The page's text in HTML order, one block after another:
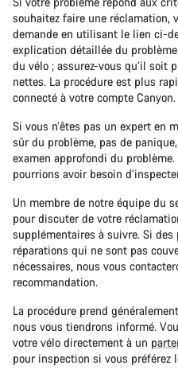
souhaitez faire une réclamation,
demande en utilisant le lien ci-
explication détaillée du
du vélo ; assurez-vous qu’il soit
nettes. La procédure est plus
connecté à votre compte Canyon.
Si vous n’êtes pas un expert en
sûr du problème, pas de
examen approfondi du
pourrions avoir besoin
Un membre de notre équipe du
pour discuter de votre
supplémentaires à suivre. Si des
réparations qui ne sont pas
nécessaires, nous vous
recommandation.
La procédure prend
nous vous tiendrons informé.
votre vélo directement à un
pour inspection si vous préférez
Besoin d’aide ?
Nos experts du service
répondre à vos questions.